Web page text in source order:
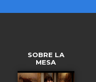
SOBRE LA
MESA